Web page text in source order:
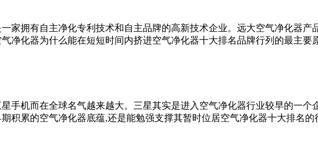
拥有自主净化专利技术和自主品牌的高新技术企业。远大空气净化器产
净化器为什么能在短短时间内挤进空气净化器十大排名品牌行列的最主要
手机而在全球名气越来越大。三星其实是进入空气净化器行业较早的一
积累的空气净化器底蕴,还是能勉强支撑其暂时位居空气净化器十大排名的